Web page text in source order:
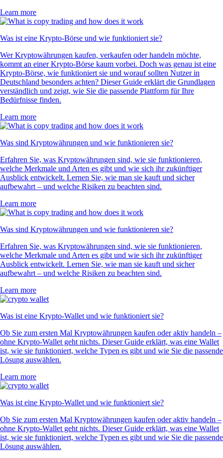
Learn more
Was ist eine Krypto-Börse und wie funktioniert sie?
Wer Kryptowährungen kaufen, verkaufen oder handeln möchte,
kommt an einer Krypto-Börse kaum vorbei. Doch was genau ist eine
Krypto-Börse, wie funktioniert sie und worauf sollten Nutzer in
Deutschland besonders achten? Dieser Guide erklärt die Grundlagen
verständlich und zeigt, wie Sie die passende Plattform für Ihre
Bedürfnisse finden.
Learn more
Was sind Kryptowährungen und wie funktionieren sie?
Erfahren Sie, was Kryptowährungen sind, wie sie funktionieren,
welche Merkmale und Arten es gibt und wie sich ihr zukünftiger
Ausblick entwickelt. Lernen Sie, wie man sie kauft und sicher
aufbewahrt – und welche Risiken zu beachten sind.
Learn more
Was sind Kryptowährungen und wie funktionieren sie?
Erfahren Sie, was Kryptowährungen sind, wie sie funktionieren,
welche Merkmale und Arten es gibt und wie sich ihr zukünftiger
Ausblick entwickelt. Lernen Sie, wie man sie kauft und sicher
aufbewahrt – und welche Risiken zu beachten sind.
Learn more
Was ist eine Krypto-Wallet und wie funktioniert sie?
Ob Sie zum ersten Mal Kryptowährungen kaufen oder aktiv handeln –
ohne Krypto-Wallet geht nichts. Dieser Guide erklärt, was eine Wallet
ist, wie sie funktioniert, welche Typen es gibt und wie Sie die passende
Lösung auswählen.
Learn more
Was ist eine Krypto-Wallet und wie funktioniert sie?
Ob Sie zum ersten Mal Kryptowährungen kaufen oder aktiv handeln –
ohne Krypto-Wallet geht nichts. Dieser Guide erklärt, was eine Wallet
ist, wie sie funktioniert, welche Typen es gibt und wie Sie die passende
Lösung auswählen.